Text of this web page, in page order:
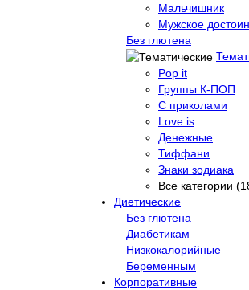
Мальчишник
Мужское
Без глютена
Pop it
Группы К-ПОП
С приколами
Love is
Денежные
Тиффани
Знаки зодиака
Все категории
Диетические
Без глютена
Диабетикам
Низкокалорийные
Беременным
Корпоративные